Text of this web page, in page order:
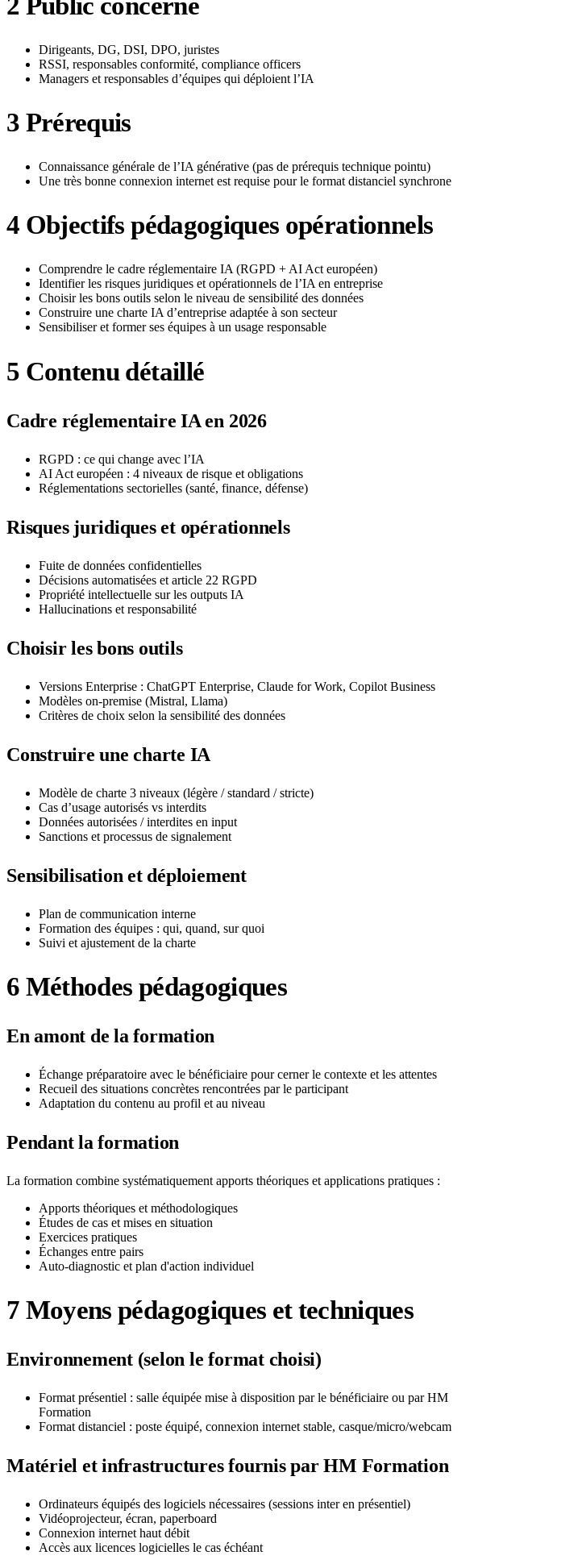
Dirigeants, DG, DSI, DPO, juristes
RSSI, responsables conformité, compliance officers
Managers et responsables d’équipes qui déploient l’IA
3 Prérequis
Connaissance générale de l’IA générative (pas de prérequis technique pointu)
Une très bonne connexion internet est requise pour le format distanciel synchrone
4 Objectifs pédagogiques opérationnels
Comprendre le cadre réglementaire IA (RGPD + AI Act européen)
Identifier les risques juridiques et opérationnels de l’IA en entreprise
Choisir les bons outils selon le niveau de sensibilité des données
Construire une charte IA d’entreprise adaptée à son secteur
Sensibiliser et former ses équipes à un usage responsable
5 Contenu détaillé
Cadre réglementaire IA en 2026
RGPD : ce qui change avec l’IA
AI Act européen : 4 niveaux de risque et obligations
Réglementations sectorielles (santé, finance, défense)
Risques juridiques et opérationnels
Fuite de données confidentielles
Décisions automatisées et article 22 RGPD
Propriété intellectuelle sur les outputs IA
Hallucinations et responsabilité
Choisir les bons outils
Versions Enterprise : ChatGPT Enterprise, Claude for Work, Copilot Business
Modèles on-premise (Mistral, Llama)
Critères de choix selon la sensibilité des données
Construire une charte IA
Modèle de charte 3 niveaux (légère / standard / stricte)
Cas d’usage autorisés vs interdits
Données autorisées / interdites en input
Sanctions et processus de signalement
Sensibilisation et déploiement
Plan de communication interne
Formation des équipes : qui, quand, sur quoi
Suivi et ajustement de la charte
6 Méthodes pédagogiques
En amont de la formation
Échange préparatoire avec le bénéficiaire pour cerner le contexte et les attentes
Recueil des situations concrètes rencontrées par le participant
Adaptation du contenu au profil et au niveau
Pendant la formation
La formation combine systématiquement apports théoriques et applications pratiques :
Apports théoriques et méthodologiques
Études de cas et mises en situation
Exercices pratiques
Échanges entre pairs
Auto-diagnostic et plan d'action individuel
7 Moyens pédagogiques et techniques
Environnement (selon le format choisi)
Format présentiel : salle équipée mise à disposition par le bénéficiaire ou par HM
Formation
Format distanciel : poste équipé, connexion internet stable, casque/micro/webcam
Matériel et infrastructures fournis par HM Formation
Ordinateurs équipés des logiciels nécessaires (sessions inter en présentiel)
Vidéoprojecteur, écran, paperboard
Connexion internet haut débit
Accès aux licences logicielles le cas échéant